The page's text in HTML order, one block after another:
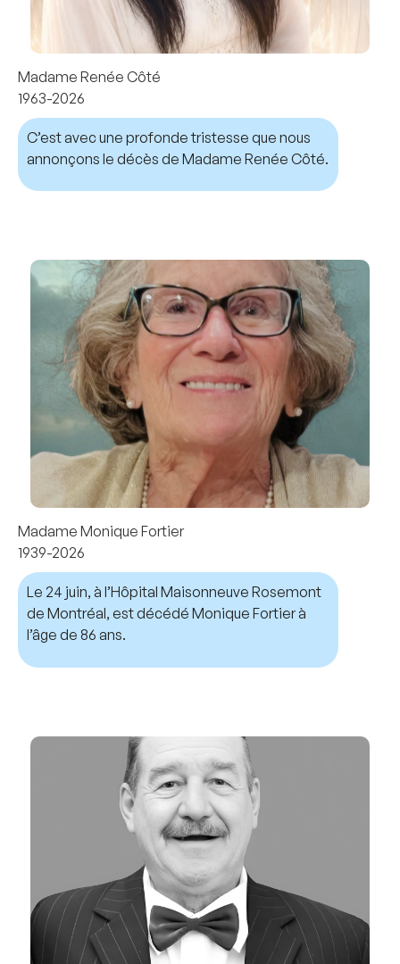
Madame Renée Côté
1963-2026
C’est avec une profonde tristesse que nous
annonçons le décès de Madame Renée Côté.
Madame Monique Fortier
1939-2026
Le 24 juin, à l’Hôpital Maisonneuve Rosemont
de Montréal, est décédé Monique Fortier à
l’âge de 86 ans.